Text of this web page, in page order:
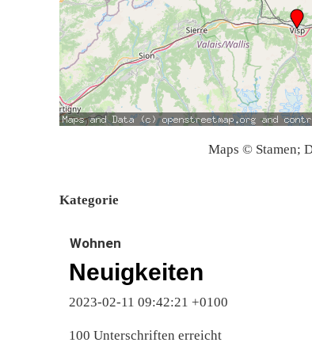
Maps © Stamen;
Kategorie
Wohnen
Neuigkeiten
2023-02-11 09:42:21 +0100
100 Unterschriften erreicht